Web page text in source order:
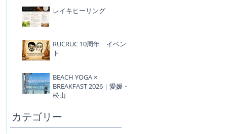
レイキヒーリング
RUCRUC 10周年 イベン
ト
BEACH YOGA ×
BREAKFAST 2026｜愛媛・
松山
​カテゴリー